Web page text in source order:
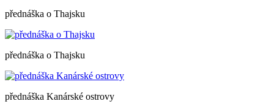
přednáška o Thajsku
přednáška o Thajsku
přednáška Kanárské ostrovy